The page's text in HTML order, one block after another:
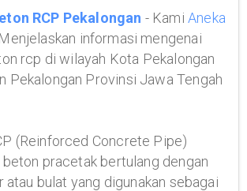
RCP Pekalongan - KamiAneka
informasi mengenai
rcp di wilayah Kota Pekalongan
Pekalongan Provinsi Jawa Tengah
(Reinforced Concrete Pipe)
beton pracetak bertulang dengan
atau bulat yang digunakan sebagai